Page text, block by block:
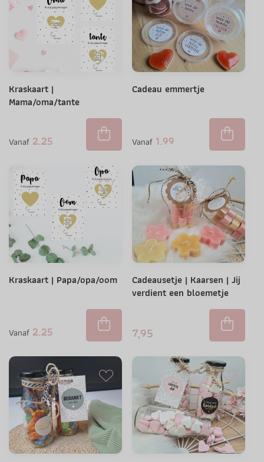
Kraskaart |
Mama/oma/tante
Vanaf 2.25
Cadeau emmertje
Vanaf 1.99
Kraskaart | Papa/opa/oom
Vanaf 2.25
Cadeausetje | Kaarsen | Jij
verdient een bloemetje
7,95